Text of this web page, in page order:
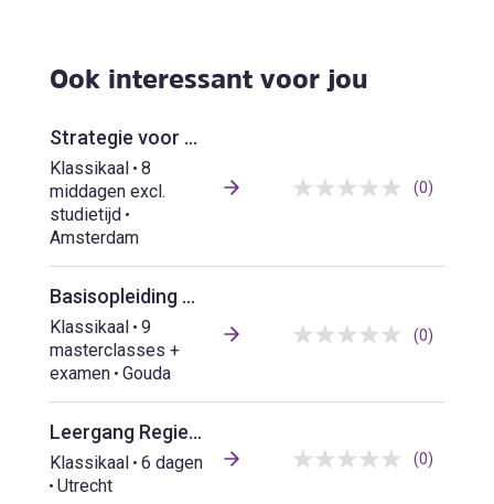
Ook interessant voor jou
Strategie voor Gebiedsontwikkeling
Klassikaal
8
middagen excl.
studietijd
Amsterdam
(0)
Basisopleiding Planeconomie en Vastgoedrecht
Klassikaal
9
masterclasses +
examen Gouda
(0)
Leergang Regie op waardevolle gebiedsontwikkeling
Klassikaal
6 dagen
Utrecht
(0)